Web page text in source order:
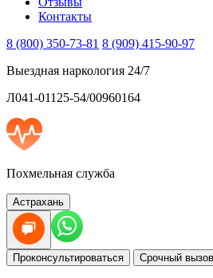
Контакты
8 (800) 350-73-81 8 (909) 415-90-97
Выездная наркология 24/7
Л041-01125-54/00960164
Похмельная служба
Астрахань
Проконсультироваться Срочный